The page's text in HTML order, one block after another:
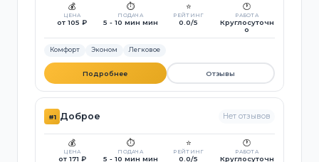
💰
ЦЕНА
от 105 ₽
⏱️
ПОДАЧА
5 - 10 мин мин
⭐
РЕЙТИНГ
0.0/5
🕐
РАБОТА
Круглосуточн
о
Комфорт Эконом Легковое
Подробнее Отзывы
#1 Доброе Нет отзывов
💰
ЦЕНА
от 171 ₽
⏱️
ПОДАЧА
5 - 10 мин мин
⭐
РЕЙТИНГ
0.0/5
🕐
РАБОТА
Круглосуточн